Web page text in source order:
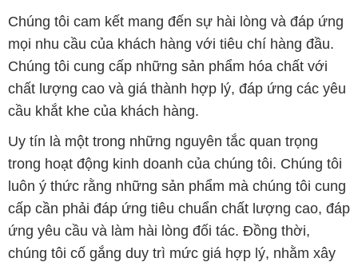
Chúng tôi cam kết mang đến sự hài lòng và đáp ứng
mọi nhu cầu của khách hàng với tiêu chí hàng đầu.
Chúng tôi cung cấp những sản phẩm hóa chất với
chất lượng cao và giá thành hợp lý, đáp ứng các yêu
cầu khắt khe của khách hàng.
Uy tín là một trong những nguyên tắc quan trọng
trong hoạt động kinh doanh của chúng tôi. Chúng tôi
luôn ý thức rằng những sản phẩm mà chúng tôi cung
cấp cần phải đáp ứng tiêu chuẩn chất lượng cao, đáp
ứng yêu cầu và làm hài lòng đối tác. Đồng thời,
chúng tôi cố gắng duy trì mức giá hợp lý, nhằm xây